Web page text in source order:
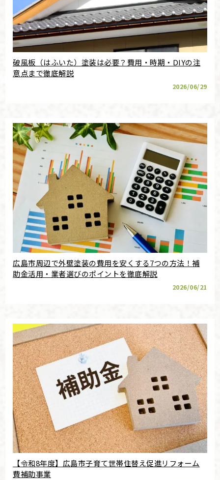
破風板（はふいた）塗装は必要？費用・時期・DIYの注
意点まで徹底解説
2026/06/29
広島市周辺で外壁塗装の費用を安くする7つの方法！補
助金活用・業者選びのポイントを徹底解説
2026/06/21
【令和8年度】広島市子育て世帯住替え促進リフォーム
費補助事業